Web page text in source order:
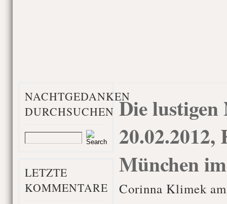
NACHTGEDANKEN
DURCHSUCHEN
LETZTE
KOMMENTARE
Die lustigen
München
Corinna Klimek